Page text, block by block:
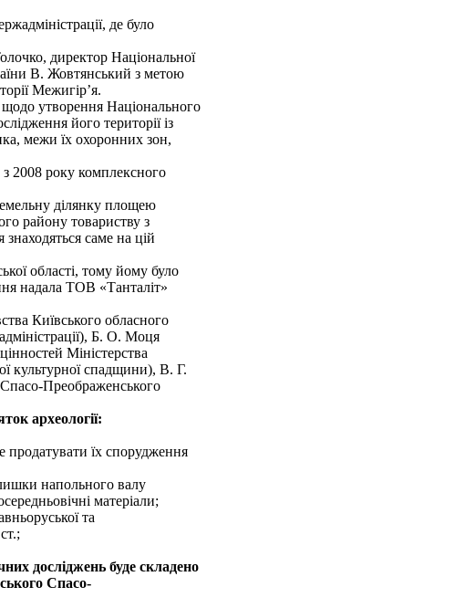
де було
директор Національної
В. Жовтянський з метою
Межигір’я.
щодо утворення Національного
його території із
межи їх охоронних зон,
2008 року комплексного
ділянку площею
району товариству з
саме на цій
області, тому йому було
надала ТОВ «Танталіт»
Київського обласного
Б. О. Моця
Міністерства
культурної спадщини), В. Г.
Спасо-Преображенського
археології:
продатувати їх спорудження
напольного валу
матеріали;
та
досліджень буде складено
Спасо-